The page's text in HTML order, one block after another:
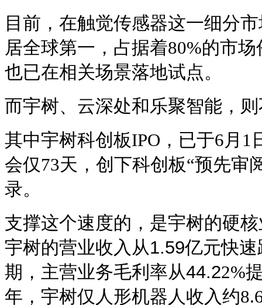
目前，在触觉传感器这一细分
居全球第一，占据着80%的市
也已在相关场景落地试点。
而宇树、云深处和乐聚智能，
其中宇树科创板IPO，已于6月1
会仅73天，创下科创板“预先审
录。
支撑这个速度的，是宇树的硬
宇树的营业收入从1.59亿元快
期，主营业务毛利率从44.22%
年，宇树仅人形机器人收入约